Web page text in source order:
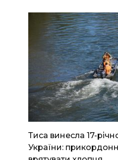
Тиса винесла 17-
України: